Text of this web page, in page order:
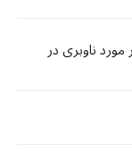
مورد ناوبری در